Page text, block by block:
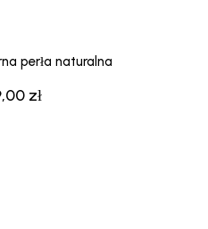
zł
perła naturalna